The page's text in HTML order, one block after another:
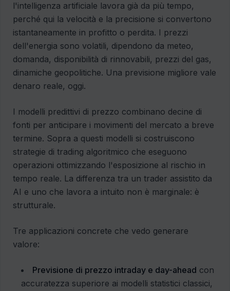
l'intelligenza artificiale lavora già da più tempo,
perché qui la velocità e la precisione si convertono
istantaneamente in profitto o perdita. I prezzi
dell'energia sono volatili, dipendono da meteo,
domanda, disponibilità di rinnovabili, prezzi del gas,
dinamiche geopolitiche. Una previsione migliore vale
denaro reale, oggi.
I modelli predittivi di prezzo combinano decine di
fonti per anticipare i movimenti del mercato a breve
termine. Sopra a questi modelli si costruiscono
strategie di trading algoritmico che eseguono
operazioni ottimizzando l'esposizione al rischio in
tempo reale. La differenza tra un trader assistito da
AI e uno che lavora a intuito non è marginale: è
strutturale.
Tre applicazioni concrete che vedo generare
valore:
Previsione di prezzo intraday e day-ahead con
accuratezza superiore ai modelli statistici classici,